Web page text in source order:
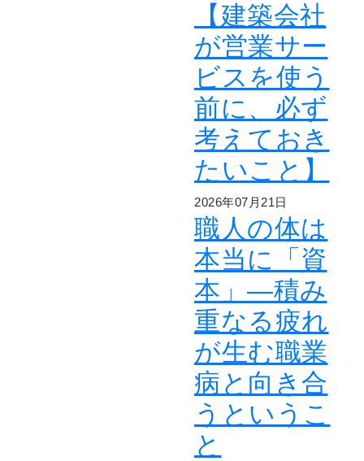
【建築会社
が営業サー
ビスを使う
前に、必ず
考えておき
たいこと】
2026年07月21日
職人の体は
本当に「資
本」―積み
重なる疲れ
が生む職業
病と向き合
うというこ
と